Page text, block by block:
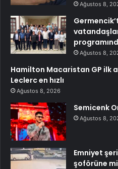
Ağustos 8,
Ağustos 8,
Hamilton Macaristan GP ilk
Leclerc en hızlı
Ağustos 8, 2026
Semicenk
Ağustos 8,
Emniyet
şoförüne